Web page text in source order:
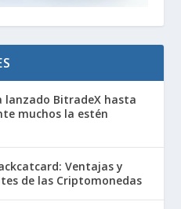
lanzado BitradeX hasta
muchos la estén
Ventajas y
de las Criptomonedas